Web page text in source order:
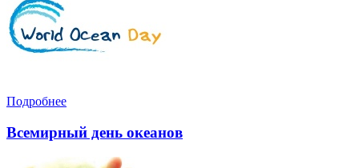
Подробнее
Всемирный день океанов